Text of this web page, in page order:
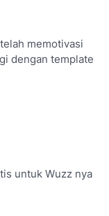
memotivasi
dengan template
untuk Wuzz nya